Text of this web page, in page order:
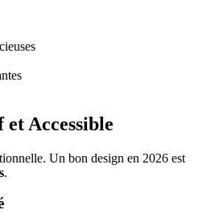
Accessible
Un bon design en 2026 est
.